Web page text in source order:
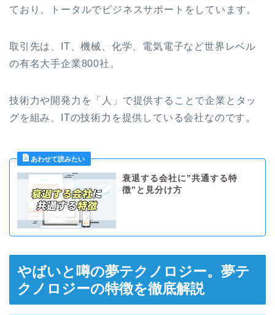
ており、トータルでビジネスサポートをしています。
取引先は、IT、機械、化学、電気電子など世界レベル
の有名大手企業800社。
技術力や開発力を「人」で提供することで企業とタッ
グを組み、ITの技術力を提供している会社なのです。
衰退する会社に”共通する特
徴”と見分け方
やばいと噂の夢テクノロジー。夢テ
クノロジーの特徴を徹底解説